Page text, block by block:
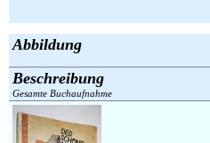
AGB
Widerruf
Über uns
Aktuelle Kataloge
Kontakt
Abbildung
Beschreibung
Gesamte Buchaufnahme